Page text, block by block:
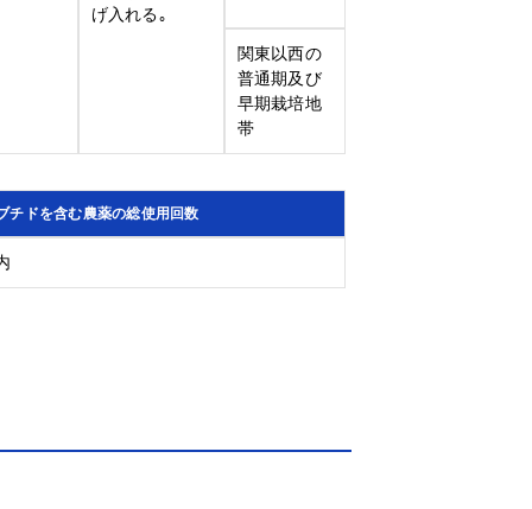
げ入れる｡
関東以西の
普通期及び
早期栽培地
帯
チドを含む農薬の総使用回数